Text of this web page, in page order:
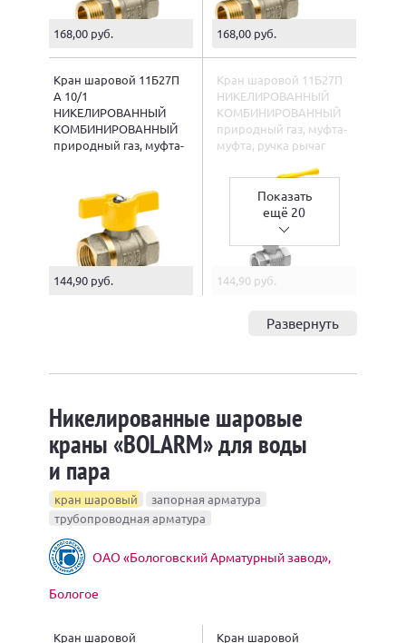
168,00 руб. 168,00 руб.
Кран шаровой 11Б27П
А 10/1
НИКЕЛИРОВАННЫЙ
КОМБИНИРОВАННЫЙ
природный газ, муфта-
144,90 руб.
Кран шаровой 11Б27П
НИКЕЛИРОВАННЫЙ
КОМБИНИРОВАННЫЙ
природный газ, муфта-
муфта, ручка рычаг
Показать
ещё 20
144,90 руб.
Развернуть
Никелированные шаровые
краны «BOLARM» для воды
и пара
кран шаровый
запорная арматура
трубопроводная арматура
ОАО «Бологовский Арматурный завод»,
Бологое
Кран шаровой
Кран шаровой